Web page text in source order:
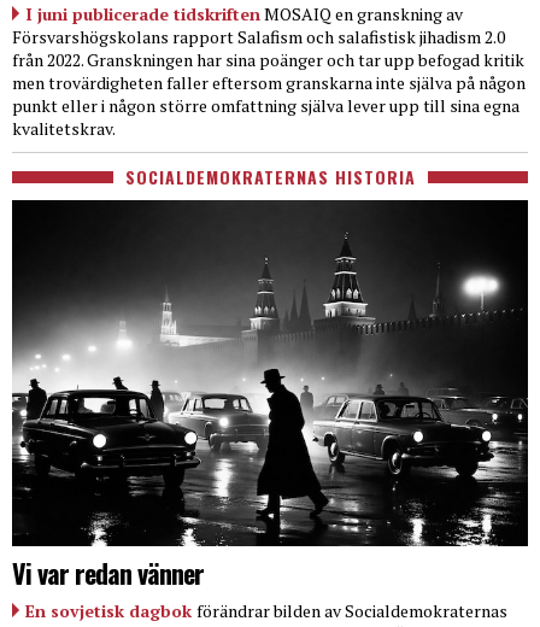
I juni publicerade tidskriften MOSAIQ en granskning av
Försvarshögskolans rapport Salafism och salafistisk jihadism 2.0
från 2022. Granskningen har sina poänger och tar upp befogad kritik
men trovärdigheten faller eftersom granskarna inte själva på någon
punkt eller i någon större omfattning själva lever upp till sina egna
kvalitetskrav.
SOCIALDEMOKRATERNAS HISTORIA
Vi var redan vänner
En sovjetisk dagbok förändrar bilden av Socialdemokraternas